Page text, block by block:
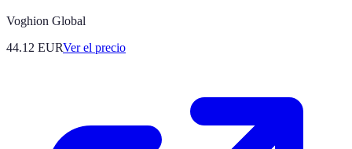
Voghion Global
44.12 EURVer el precio